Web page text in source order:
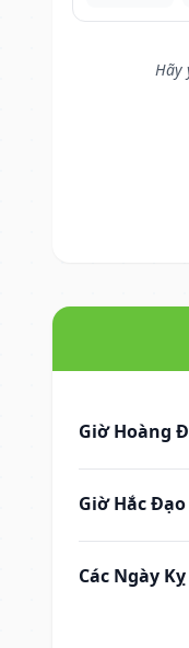
Hãy
Giờ Hoàng
Giờ Hắc Đạo
Các Ngày Kỵ